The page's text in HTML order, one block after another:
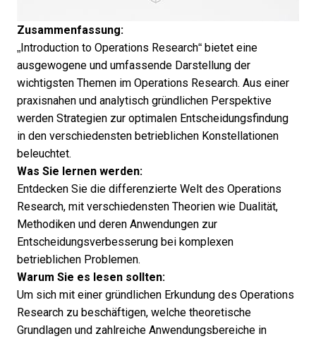
Zusammenfassung:
„Introduction to Operations Research“ bietet eine
ausgewogene und umfassende Darstellung der
wichtigsten Themen im Operations Research. Aus einer
praxisnahen und analytisch gründlichen Perspektive
werden Strategien zur optimalen Entscheidungsfindung
in den verschiedensten betrieblichen Konstellationen
beleuchtet.
Was Sie lernen werden:
Entdecken Sie die differenzierte Welt des Operations
Research, mit verschiedensten Theorien wie Dualität,
Methodiken und deren Anwendungen zur
Entscheidungsverbesserung bei komplexen
betrieblichen Problemen.
Warum Sie es lesen sollten:
Um sich mit einer gründlichen Erkundung des Operations
Research zu beschäftigen, welche theoretische
Grundlagen und zahlreiche Anwendungsbereiche in